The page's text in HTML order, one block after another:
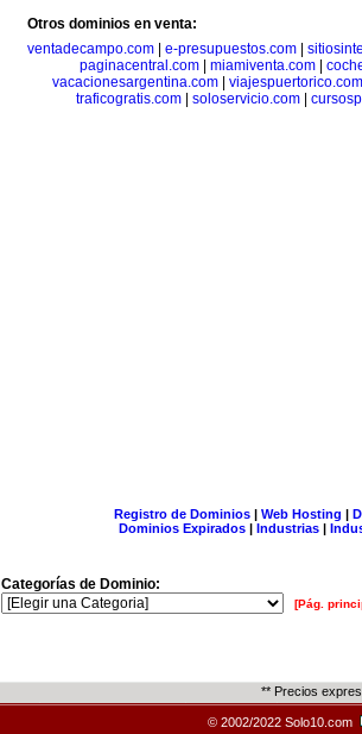
Otros dominios en venta:
ventadecampo.com
e-presupuestos.com
paginacentral.com| miamiventa.com|
vacacionesargentina.com
viajespuertorico.com
traficogratis.com| soloservicio.com|
Registro de Dominios| Web Hosting |
Dominios Expirados | Industrias |
Categorías de Dominio:
[Pág.
** Precios
© 2002/2022 Solo10.com